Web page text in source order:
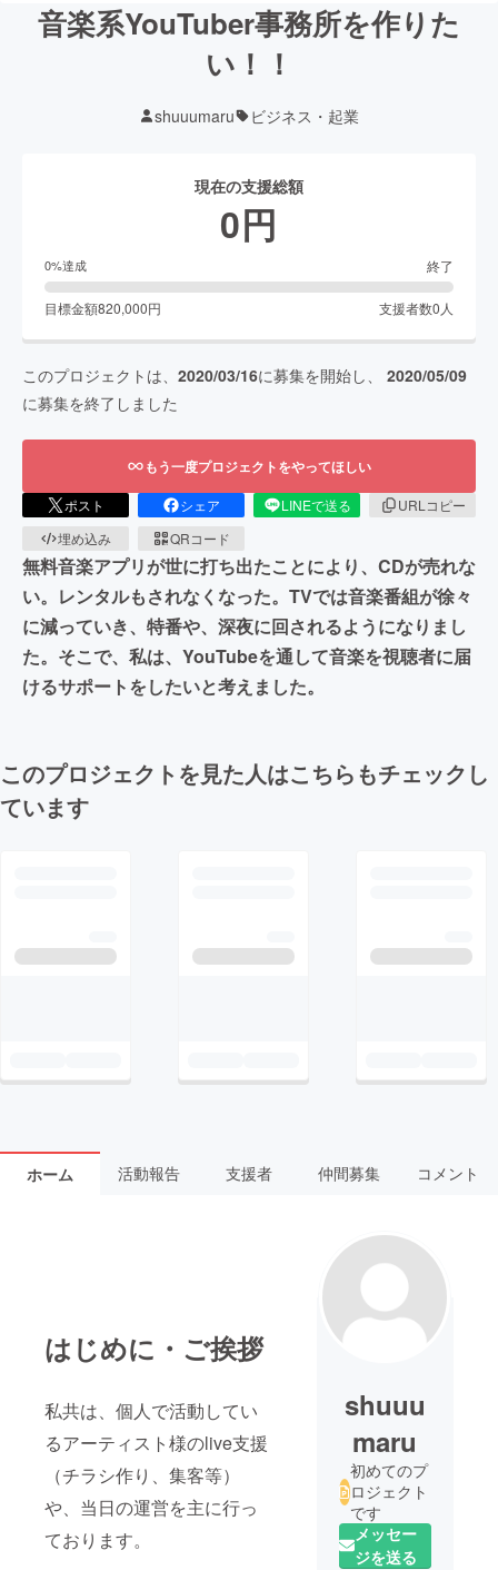
音楽系YouTuber事務所を作りた
い！！
shuuumaru ビジネス・起業
現在の支援総額
0円
0%達成 終了
目標金額820,000円 支援者数0 人
このプロジェクトは、 2020/03/16に募集を開始し、 2020/05/09
に募集を終了しました
もう一度プロジェクトをやってほしい
ポスト シェア LINEで送る
URLコピー
埋め込み
QRコード
無料音楽アプリが世に打ち出たことにより、CDが売れな
い。レンタルもされなくなった。TVでは音楽番組が徐々
に減っていき、特番や、深夜に回されるようになりまし
た。そこで、私は、YouTubeを通して音楽を視聴者に届
けるサポートをしたいと考えました。
このプロジェクトを見た人はこちらもチェックし
ています
ホーム 活動報告 支援者 仲間募集 コメント
はじめに・ご挨拶
私共は、個人で活動してい
るアーティスト様のlive支援
（チラシ作り、集客等）
や、当日の運営を主に行っ
ております。
shuuu
maru
初めてのプ
ロジェクト
です
メッセー
ジを送る